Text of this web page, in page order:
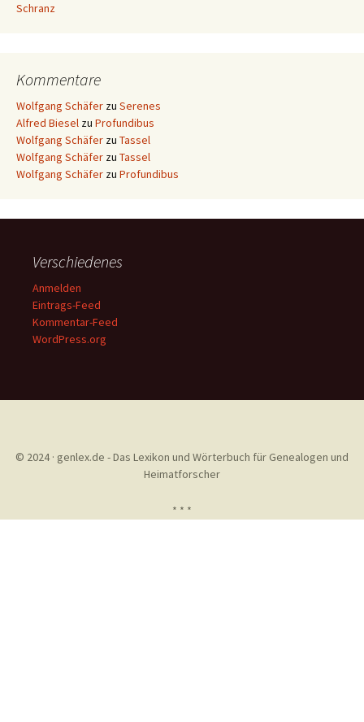
Schranz
Kommentare
Wolfgang Schäfer zu Serenes
Alfred Biesel zu Profundibus
Wolfgang Schäfer zu Tassel
Wolfgang Schäfer zu Tassel
Wolfgang Schäfer zu Profundibus
Verschiedenes
Anmelden
Eintrags-Feed
Kommentar-Feed
WordPress.org
© 2024 · genlex.de - Das Lexikon und Wörterbuch für Genealogen und
Heimatforscher
* * *